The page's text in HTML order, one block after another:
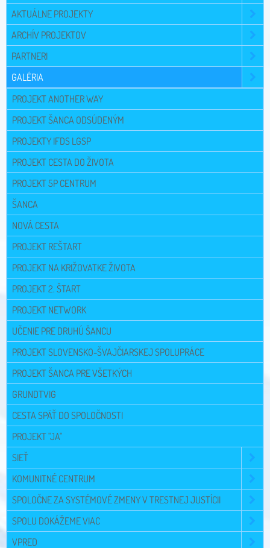
AKTUÁLNE PROJEKTY
ARCHÍV PROJEKTOV
PARTNERI
GALÉRIA
PROJEKT ANOTHER WAY
PROJEKT ŠANCA ODSÚDENÝM
PROJEKTY IFDS LGSP
PROJEKT CESTA DO ŽIVOTA
PROJEKT 5P CENTRUM
ŠANCA
NOVÁ CESTA
PROJEKT REŠTART
PROJEKT NA KRIŽOVATKE ŽIVOTA
PROJEKT 2. ŠTART
PROJEKT NETWORK
UČENIE PRE DRUHÚ ŠANCU
PROJEKT SLOVENSKO-ŠVAJČIARSKEJ SPOLUPRÁCE
PROJEKT ŠANCA PRE VŠETKÝCH
GRUNDTVIG
CESTA SPÄŤ DO SPOLOČNOSTI
PROJEKT "JA"
SIEŤ
KOMUNITNÉ CENTRUM
SPOLOČNE ZA SYSTÉMOVÉ ZMENY V TRESTNEJ JUSTÍCII
SPOLU DOKÁŽEME VIAC
VPRED